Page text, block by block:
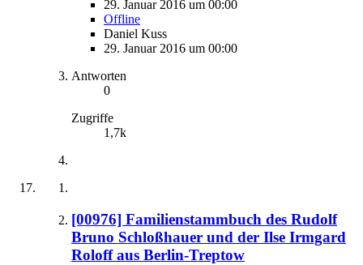
29. Januar 2016 um 00:00
Offline
Daniel Kuss
29. Januar 2016 um 00:00
Antworten
0
Zugriffe
1,7k
[00976] Familienstammbuch des Rudolf
Bruno Schloßhauer und der Ilse Irmgard
Roloff aus Berlin-Treptow